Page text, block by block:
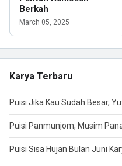
Berkah
March 05, 2025
Karya Terbaru
Puisi Jika Kau Sudah Besar,
Puisi Panmunjom, Musim
Puisi Sisa Hujan Bulan Juni